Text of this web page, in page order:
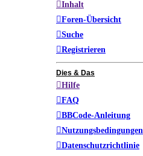
Inhalt
Foren-Übersicht
Suche
Registrieren
Dies & Das
Hilfe
FAQ
BBCode-Anleitung
Nutzungsbedingungen
Datenschutzrichtlinie